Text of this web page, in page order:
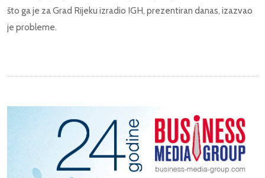
što ga je za Grad Rijeku izradio IGH, prezentiran danas, izazvao
je probleme.